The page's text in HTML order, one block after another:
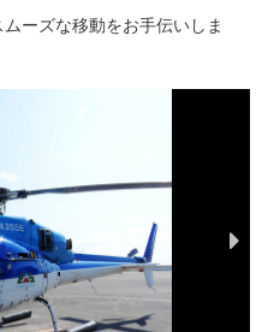
ーズな移動をお手伝いしま